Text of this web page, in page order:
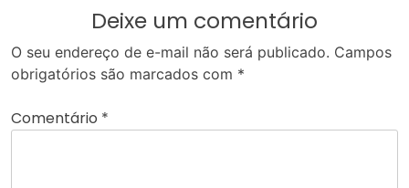
Deixe um comentário
O seu endereço de e-mail não será publicado. Campos
obrigatórios são marcados com *
Comentário *